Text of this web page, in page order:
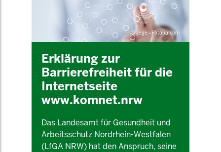
© vege - Fotolia.com
Erklärung zur
Barrierefreiheit für die
Internetseite
www.komnet.nrw
Das Landesamt für Gesundheit und
Arbeitsschutz Nordrhein-Westfalen
(LfGA NRW) hat den Anspruch, seine